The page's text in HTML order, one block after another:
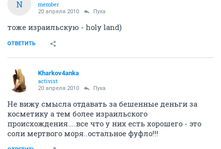
20 апреля 2010 nat_tec4
На какую?
N
nat_tec4
20 апреля 2010 Пуха
тоже израильскую - holy land)